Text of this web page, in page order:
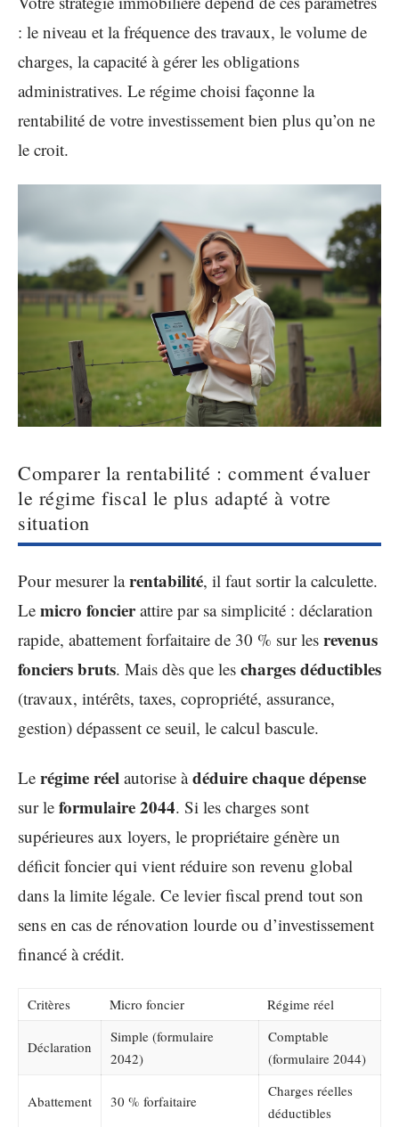
: le niveau et la fréquence des travaux, le volume de
charges, la capacité à gérer les obligations
administratives. Le régime choisi façonne la
rentabilité de votre investissement bien plus qu’on ne
le croit.
Comparer la rentabilité : comment évaluer
le régime fiscal le plus adapté à votre
situation
Pour mesurer larentabilité, il faut sortir la calculette.
Le micro foncierattire par sa simplicité : déclaration
rapide, abattement forfaitaire de 30 % sur les revenus
fonciers bruts. Mais dès que les charges déductibles
(travaux, intérêts, taxes, copropriété, assurance,
gestion) dépassent ce seuil, le calcul bascule.
Le régime réel autorise àdéduire chaque dépense
sur le formulaire 2044. Si les charges sont
supérieures aux loyers, le propriétaire génère un
déficit foncier qui vient réduire son revenu global
dans la limite légale. Ce levier fiscal prend tout son
sens en cas de rénovation lourde ou d’investissement
financé à crédit.
Critères Micro foncier Régime réel
Déclaration
Simple (formulaire
2042)
Comptable
(formulaire 2044)
Abattement 30 % forfaitaire
Charges réelles
déductibles